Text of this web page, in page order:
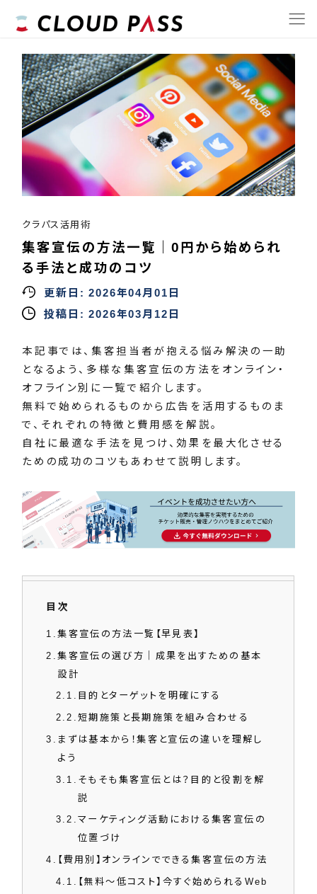
クラパス活用術
集客宣伝の方法一覧｜0円から始められ
る手法と成功のコツ
更新日:2026年04月01日
投稿日:2026年03月12日
本記事では、集客担当者が抱える悩み解決の一助
となるよう、多様な集客宣伝の方法をオンライン・
オフライン別に一覧で紹介します。
無料で始められるものから広告を活用するものま
で、それぞれの特徴と費用感を解説。
自社に最適な手法を見つけ、効果を最大化させる
ための成功のコツもあわせて説明します。
目次
1 集客宣伝の方法一覧【早見表】
2
集客宣伝の選び方｜成果を出すための基本
設計
2.1 目的とターゲットを明確にする
2.2 短期施策と長期施策を組み合わせる
3
まずは基本から！集客と宣伝の違いを理解し
よう
3.1
そもそも集客宣伝とは？目的と役割を解
説
3.2
マーケティング活動における集客宣伝の
位置づけ
4 【費用別】オンラインでできる集客宣伝の方法
4.1
【無料～低コスト】今すぐ始められるWeb